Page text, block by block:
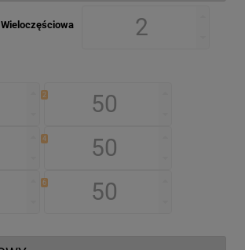
Wieloczęściowa
2
4
6